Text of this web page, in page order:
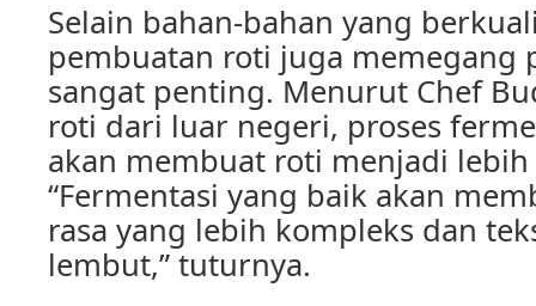
Selain bahan-bahan yang
pembuatan roti juga memegang
sangat penting. Menurut Chef
roti dari luar negeri, proses
akan membuat roti menjadi
“Fermentasi yang baik akan
rasa yang lebih kompleks dan
lembut,” tuturnya.